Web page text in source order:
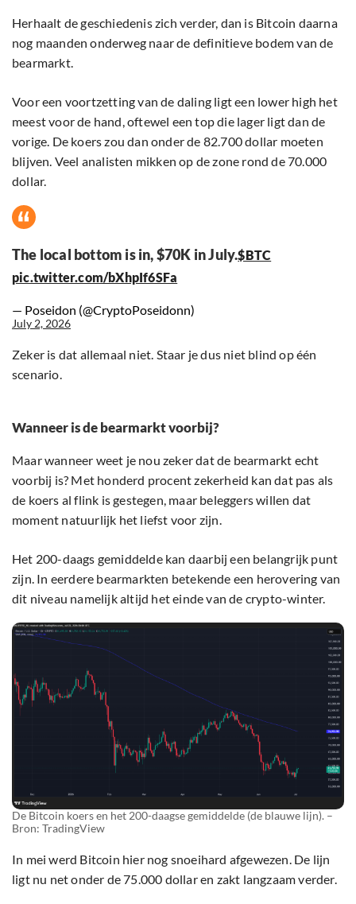
Herhaalt de geschiedenis zich verder, dan is Bitcoin daarna
nog maanden onderweg naar de definitieve bodem van de
bearmarkt.
Voor een voortzetting van de daling ligt een lower high het
meest voor de hand, oftewel een top die lager ligt dan de
vorige. De koers zou dan onder de 82.700 dollar moeten
blijven. Veel analisten mikken op de zone rond de 70.000
dollar.
The local bottom is in, $70K in July.$BTC
pic.twitter.com/bXhpIf6SFa
— Poseidon (@CryptoPoseidonn)
July 2, 2026
Zeker is dat allemaal niet. Staar je dus niet blind op één
scenario.
Wanneer is de bearmarkt voorbij?
Maar wanneer weet je nou zeker dat de bearmarkt echt
voorbij is? Met honderd procent zekerheid kan dat pas als
de koers al flink is gestegen, maar beleggers willen dat
moment natuurlijk het liefst voor zijn.
Het 200-daags gemiddelde kan daarbij een belangrijk punt
zijn. In eerdere bearmarkten betekende een herovering van
dit niveau namelijk altijd het einde van de crypto-winter.
De Bitcoin koers en het 200-daagse gemiddelde (de blauwe lijn). –
Bron: TradingView
In mei werd Bitcoin hier nog snoeihard afgewezen. De lijn
ligt nu net onder de 75.000 dollar en zakt langzaam verder.